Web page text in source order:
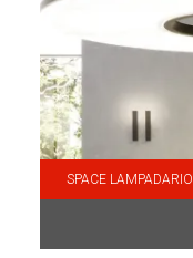
SPACE LAMPADARIO